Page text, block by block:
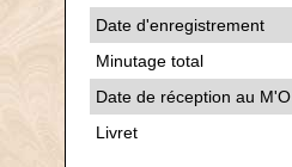
Date d'enregistrement
Minutage total
Date de réception au M'O
Livret